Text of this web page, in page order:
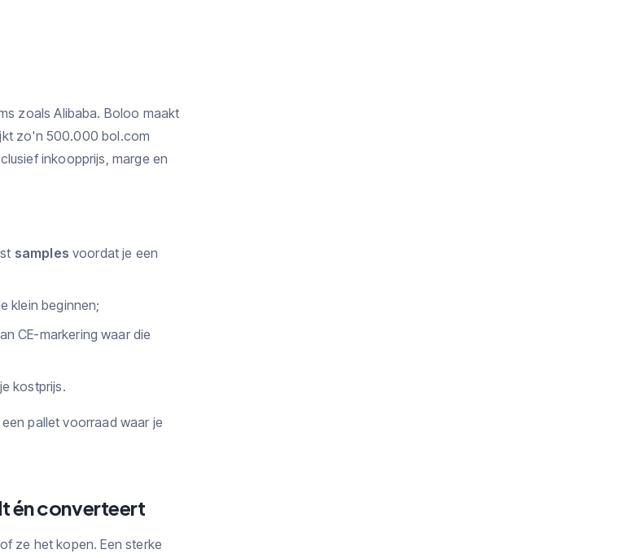
zoals Alibaba. Boloo maakt
zo'n 500.000 bol.com
inkoopprijs, marge en
samples voordat je een
klein beginnen;
CE-markering waar die
kostprijs.
pallet voorraad waar je
én converteert
ze het kopen. Een sterke